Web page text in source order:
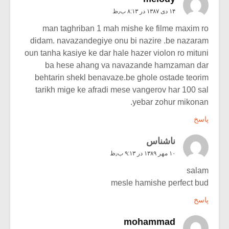
۱۴ دی ۱۳۸۷ در ۸:۱۳ ب٫ظ
man taghriban 1 mah mishe ke filme maxim ro
didam. navazandegiye onu bi nazire .be nazaram
oun tanha kasiye ke dar hale hazer violon ro mituni
ba hese ahang va navazande hamzaman dar
behtarin shekl benavaze.be ghole ostade teorim
tarikh mige ke afradi mese vangerov har 100 sal
yebar zohur mikonan.
پاسخ
ناشناس
۱۰ مهر ۱۳۸۹ در ۹:۱۳ ب٫ظ
salam
mesle hamishe perfect bud
پاسخ
mohammad